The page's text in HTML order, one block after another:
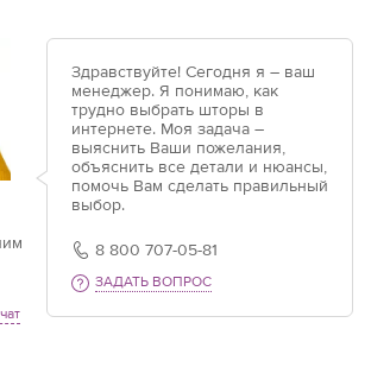
Здравствуйте! Сегодня я – ваш
менеджер. Я понимаю, как
трудно выбрать шторы в
интернете. Моя задача –
выяснить Ваши пожелания,
объяснить все детали и нюансы,
помочь Вам сделать правильный
выбор.
8 800 707-05-81
ЗАДАТЬ ВОПРОС